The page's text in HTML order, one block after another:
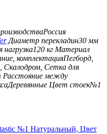
Россия
Диаметр перекладин30 мм
нагрузка120 кг Материал
комплектацияПегборд,
Скалодром, Сетка для
Расстояние между
Деревянные Цвет стоек№1